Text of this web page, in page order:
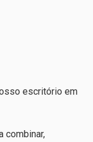
escritório em
combinar,